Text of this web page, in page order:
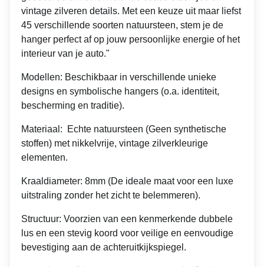
vintage zilveren details. Met een keuze uit maar liefst
45 verschillende soorten natuursteen, stem je de
hanger perfect af op jouw persoonlijke energie of het
interieur van je auto."
Modellen: Beschikbaar in verschillende unieke
designs en symbolische hangers (o.a. identiteit,
bescherming en traditie).
Materiaal: Echte natuursteen (Geen synthetische
stoffen) met nikkelvrije, vintage zilverkleurige
elementen.
Kraaldiameter: 8mm (De ideale maat voor een luxe
uitstraling zonder het zicht te belemmeren).
Structuur: Voorzien van een kenmerkende dubbele
lus en een stevig koord voor veilige en eenvoudige
bevestiging aan de achteruitkijkspiegel.